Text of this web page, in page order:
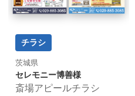
チラシ
茨城県
セレモニー博善様
斎場アピールチラシ